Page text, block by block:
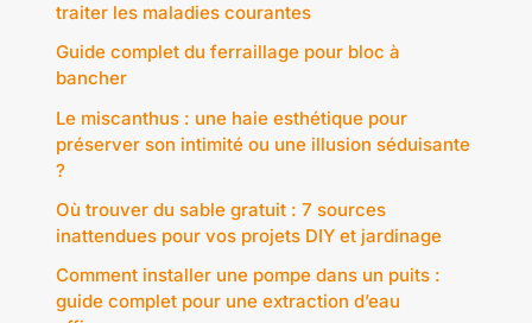
traiter les maladies courantes
Guide complet du ferraillage pour bloc à
bancher
Le miscanthus : une haie esthétique pour
préserver son intimité ou une illusion séduisante
?
Où trouver du sable gratuit : 7 sources
inattendues pour vos projets DIY et jardinage
Comment installer une pompe dans un puits :
guide complet pour une extraction d’eau